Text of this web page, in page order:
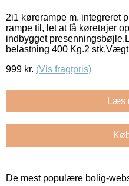
2i1 kørerampe m. integreret
rampe til, let at få køretøjer
indbygget
belastning 400 Kg.2
999 kr. (Vis fragtpris)
Læs
De mest populære bolig-